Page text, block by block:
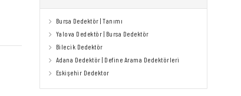
Bursa Dedektör | Tanımı
Yalova Dedektör | Bursa Dedektör
Bilecik Dedektör
Adana Dedektör | Define Arama Dedektörleri
Eskişehir Dedektor